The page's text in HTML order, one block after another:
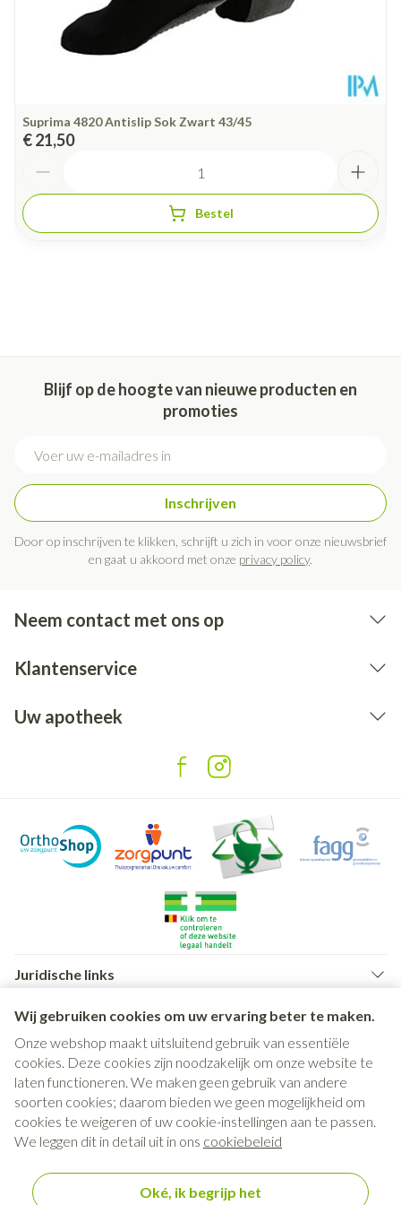
Wij gebruiken cookies om uw ervaring beter te maken.
Onze webshop maakt uitsluitend gebruik van essentiële
cookies. Deze cookies zijn noodzakelijk om onze website te
laten functioneren. We maken geen gebruik van andere
soorten cookies; daarom bieden we geen mogelijkheid om
cookies te weigeren of uw cookie-instellingen aan te passen.
We leggen dit in detail uit in ons cookiebeleid
Oké, ik begrijp het
Suprima 4820 Antislip Sok Zwart 43/45
€ 21,50
Bestel
Blijf op de hoogte van nieuwe producten en
promoties
Inschrijven
Door op inschrijven te klikken, schrijft u zich in voor onze nieuwsbrief
en gaat u akkoord met onze privacy policy.
Neem contact met ons op
Klantenservice
Uw apotheek
Juridische links